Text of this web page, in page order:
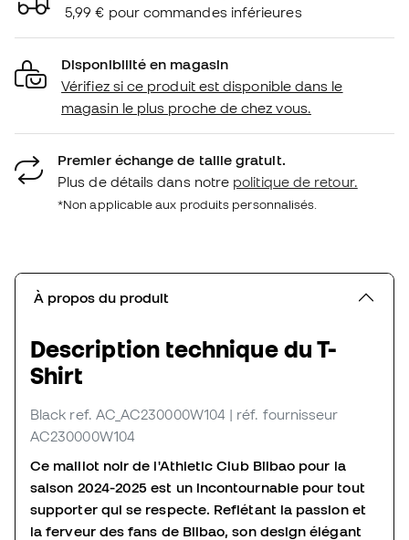
5,99 € pour commandes inférieures
Disponibilité en magasin
Vérifiez si ce produit est disponible dans le
magasin le plus proche de chez vous.
Premier échange de taille gratuit.
Plus de détails dans notre politique de retour.
*Non applicable aux produits personnalisés.
À propos du produit
Description technique du T-
Shirt
Black ref. AC_AC230000W104 | réf. fournisseur
AC230000W104
Ce maillot noir de l'Athletic Club Bilbao pour la
saison 2024-2025 est un incontournable pour tout
supporter qui se respecte. Reflétant la passion et
la ferveur des fans de Bilbao, son design élégant